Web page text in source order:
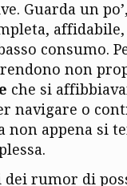
Guarda un
consumo.
non
che si
navigare o
non appena si
dei rumor di